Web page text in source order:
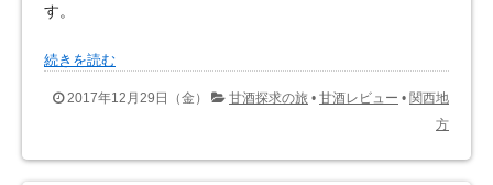
す。
続きを読む
2017年12月29日（金） 甘酒探求の旅 • 甘酒レビュー • 関西地
方